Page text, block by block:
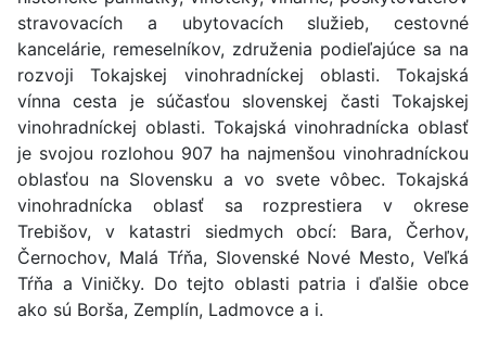
stravovacích a ubytovacích služieb, cestovné
kancelárie, remeselníkov, združenia podieľajúce sa na
rozvoji Tokajskej vinohradníckej oblasti. Tokajská
vínna cesta je súčasťou slovenskej časti Tokajskej
vinohradníckej oblasti. Tokajská vinohradnícka oblasť
je svojou rozlohou 907 ha najmenšou vinohradníckou
oblasťou na Slovensku a vo svete vôbec. Tokajská
vinohradnícka oblasť sa rozprestiera v okrese
Trebišov, v katastri siedmych obcí: Bara, Čerhov,
Černochov, Malá Tŕňa, Slovenské Nové Mesto, Veľká
Tŕňa a Viničky. Do tejto oblasti patria i ďalšie obce
ako sú Borša, Zemplín, Ladmovce a i.